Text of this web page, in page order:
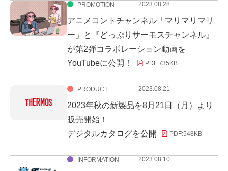
PROMOTION 2023.08.28
アニメコントチャンネル「マリマリマリ
ー」と『どっぷりサーモスチャンネル』
が第2弾コラボレーション動画を
YouTubeに公開！
PDF:735KB
PRODUCT 2023.08.21
2023年秋の新製品を8月21日（月）より
販売開始！
デジタルカタログを公開
PDF:548KB
INFORMATION 2023.08.10